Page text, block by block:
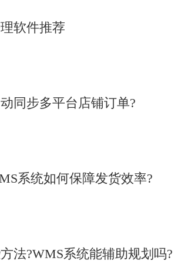
软件推荐
同步多平台店铺订单?
系统如何保障发货效率?
法?WMS系统能辅助规划吗?